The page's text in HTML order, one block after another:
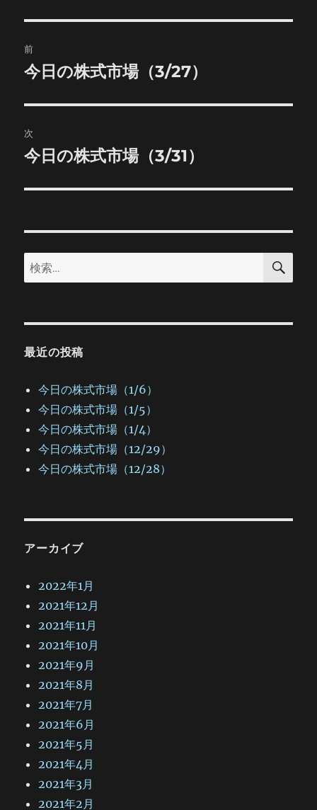
稿
ビ
ゲ
ー
ン
前
前
投
稿:
今日の株式市場（3/27）
次
次
投
今日の株式市場（3/31）
検
索:
検
最近の投稿
今日の株式市場（1/6）
今日の株式市場（1/5）
今日の株式市場（1/4）
今日の株式市場（12/29）
今日の株式市場（12/28）
アーカイブ
2022年1月
2021年12月
2021年11月
2021年10月
2021年9月
2021年8月
2021年7月
2021年6月
2021年5月
2021年4月
2021年3月
2021年2月